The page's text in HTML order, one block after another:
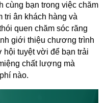
cùng bạn trong việc chăm
tri ân khách hàng và
quen chăm sóc răng
giới thiệu chương trình
tuyệt vời để bạn trải
chất lượng mà
nào.